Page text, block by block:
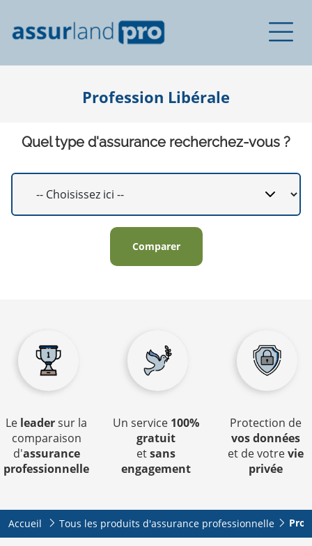
Profession Libérale
Quel type d'assurance recherchez-vous ?
Le leadersur la
comparaison
d'assurance
professionnelle
Un service 100%
gratuit
etsans
engagement
Protection de
vos données
et de votrevie
privée
Accueil Tous les produits d'assurance professionnelle